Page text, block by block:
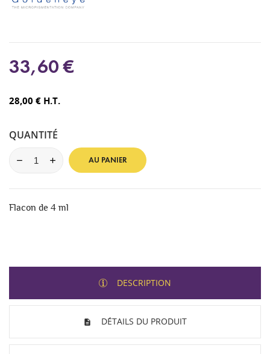
33,60 €
28,00 € H.T.
QUANTITÉ
AU PANIER
Flacon de 4 ml
DESCRIPTION
DÉTAILS DU PRODUIT